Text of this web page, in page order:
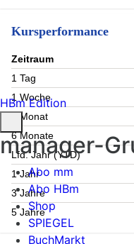
Kursperformance
Zeitraum
1 Tag
1 Woche
1 Monat
6 Monate
Lfd. Jahr (YTD)
1 Jahr
3 Jahre
5 Jahre
HBm Edition
manager-
Abo mm
Abo HBm
Shop
SPIEGEL
BuchMarkt